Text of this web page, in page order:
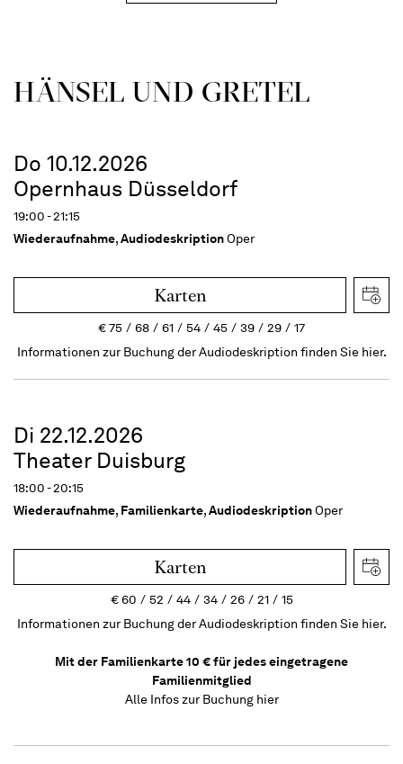
HÄNSEL UND GRETEL
Do 10.12.2026
Opernhaus Düsseldorf
19:00 - 21:15
Wiederaufnahme,AudiodeskriptionOper
Karten
€75 68 61 54 45 39 29
17
Informationen zur Buchung der Audiodeskription finden Sie hier.
Di 22.12.2026
Theater Duisburg
18:00 - 20:15
Wiederaufnahme, Familienkarte,AudiodeskriptionOper
Karten
€60 52 44 34 26 21
15
Informationen zur Buchung der Audiodeskription finden Sie hier.
Mit der Familienkarte 10 € für jedes eingetragene
Familienmitglied
Alle Infos zur Buchung hier